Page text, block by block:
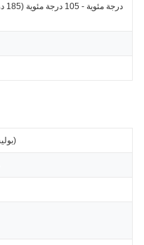
فيلم أساسي: فيلم PET (بوليستر)